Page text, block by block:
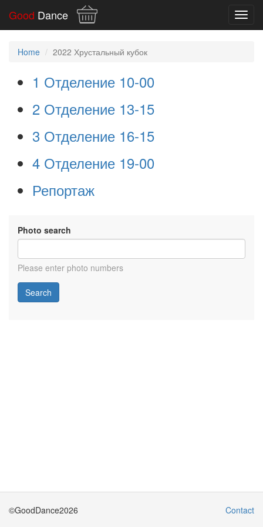
Good Dance
Home 2022 Хрустальный кубок
1 Отделение 10-00
2 Отделение 13-15
3 Отделение 16-15
4 Отделение 19-00
Репортаж
Photo search
Please enter photo numbers
Search
©GoodDance2026 Contact